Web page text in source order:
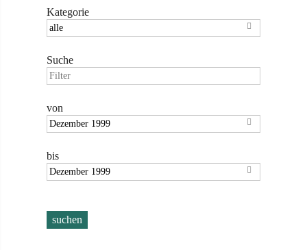
Kategorie

Suche
von

bis
